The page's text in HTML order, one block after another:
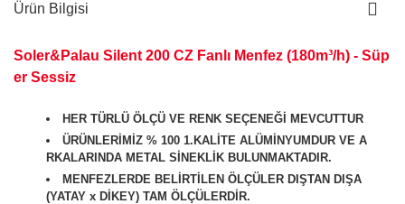
Ürün Bilgisi
Soler&Palau Silent 200 CZ Fanlı Menfez (180m³/h) - Süp
er Sessiz
HER TÜRLÜ ÖLÇÜ VE RENK SEÇENEĞİ MEVCUTTUR
ÜRÜNLERİMİZ % 100 1.KALİTE ALÜMİNYUMDUR VE A
RKALARINDA METAL SİNEKLİK BULUNMAKTADIR.
MENFEZLERDE BELİRTİLEN ÖLÇÜLER DIŞTAN DIŞA
(YATAY x DİKEY) TAM ÖLÇÜLERDİR.